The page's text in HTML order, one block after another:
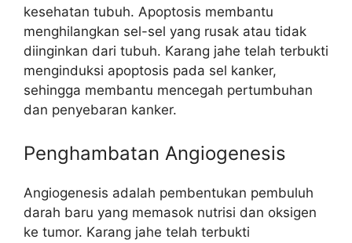
kesehatan tubuh. Apoptosis membantu
menghilangkan sel-sel yang rusak atau tidak
diinginkan dari tubuh. Karang jahe telah terbukti
menginduksi apoptosis pada sel kanker,
sehingga membantu mencegah pertumbuhan
dan penyebaran kanker.
Penghambatan Angiogenesis
Angiogenesis adalah pembentukan pembuluh
darah baru yang memasok nutrisi dan oksigen
ke tumor. Karang jahe telah terbukti